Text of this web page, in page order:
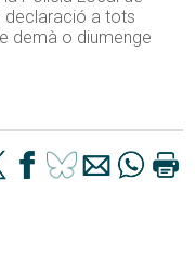
declaració a tots
demà o diumenge